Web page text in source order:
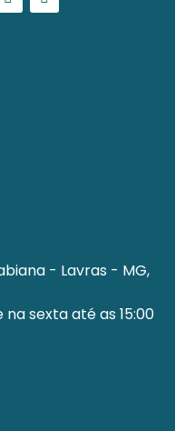
- Lavras - MG,
na sexta até as 15:00